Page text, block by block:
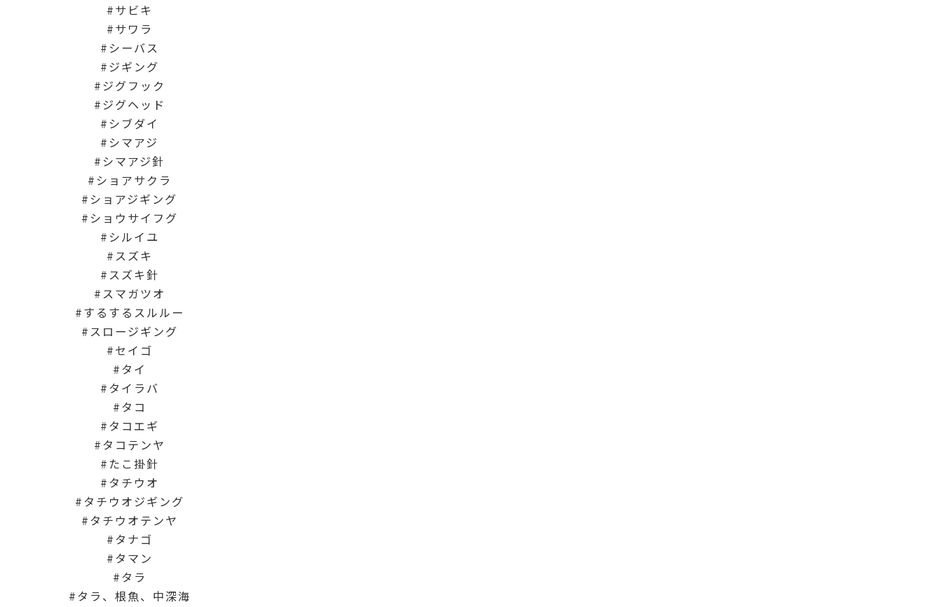
サビキ
サワラ
シーバス
ジギング
ジグフック
ジグヘッド
シブダイ
シマアジ
シマアジ針
ショアサクラ
ショアジギング
ショウサイフグ
シルイユ
スズキ
スズキ針
スマガツオ
するするスルルー
スロージギング
セイゴ
タイ
タイラバ
タコ
タコエギ
タコテンヤ
たこ掛針
タチウオ
タチウオジギング
タチウオテンヤ
タナゴ
タマン
タラ
タラ、根魚、中深海